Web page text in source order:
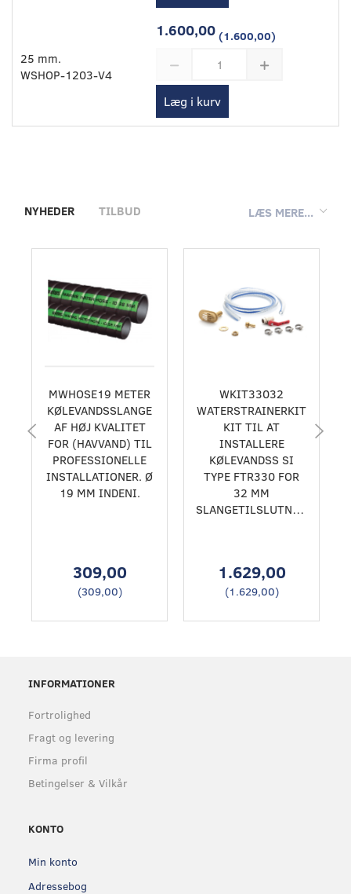
25 mm.
WSHOP-1203-V4
1.600,00 (1.600,00)
Læg i kurv
LÆS MERE...
NYHEDER TILBUD
MWHOSE19 METER
KØLEVANDSSLANGE
AF HØJ KVALITET
FOR (HAVVAND) TIL
PROFESSIONELLE
INSTALLATIONER. Ø
19 MM INDENI.
309,00
(309,00)
WKIT33032
WATERSTRAINERKIT
KIT TIL AT
INSTALLERE
KØLEVANDSS SI
TYPE FTR330 FOR
32 MM
SLANGETILSLUTNING.
1.629,00
(1.629,00)
INFORMATIONER
Fortrolighed
Fragt og levering
Firma profil
Betingelser & Vilkår
KONTO
Min konto
Adressebog